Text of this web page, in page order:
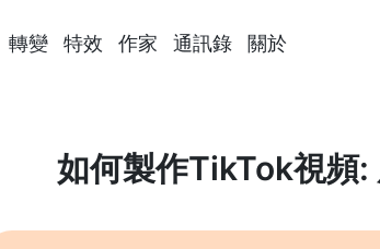
轉變 特效 作家 通訊錄 關於
如何製作TikTok視頻: